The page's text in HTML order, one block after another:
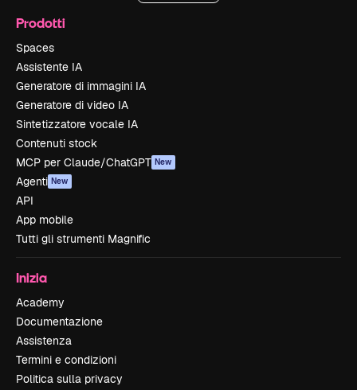
Prodotti
Spaces
Assistente IA
Generatore di immagini IA
Generatore di video IA
Sintetizzatore vocale IA
Contenuti stock
MCP per Claude/ChatGPT New
Agenti New
API
App mobile
Tutti gli strumenti Magnific
Inizia
Academy
Documentazione
Assistenza
Termini e condizioni
Politica sulla privacy